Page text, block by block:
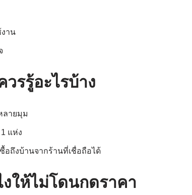
งาน
รรู้อะไรบ้าง
ลายมุม
แห่ง
ถึงบ้านจากร้านที่เชื่อถือได้
ให้ไม่โดนกดราคา